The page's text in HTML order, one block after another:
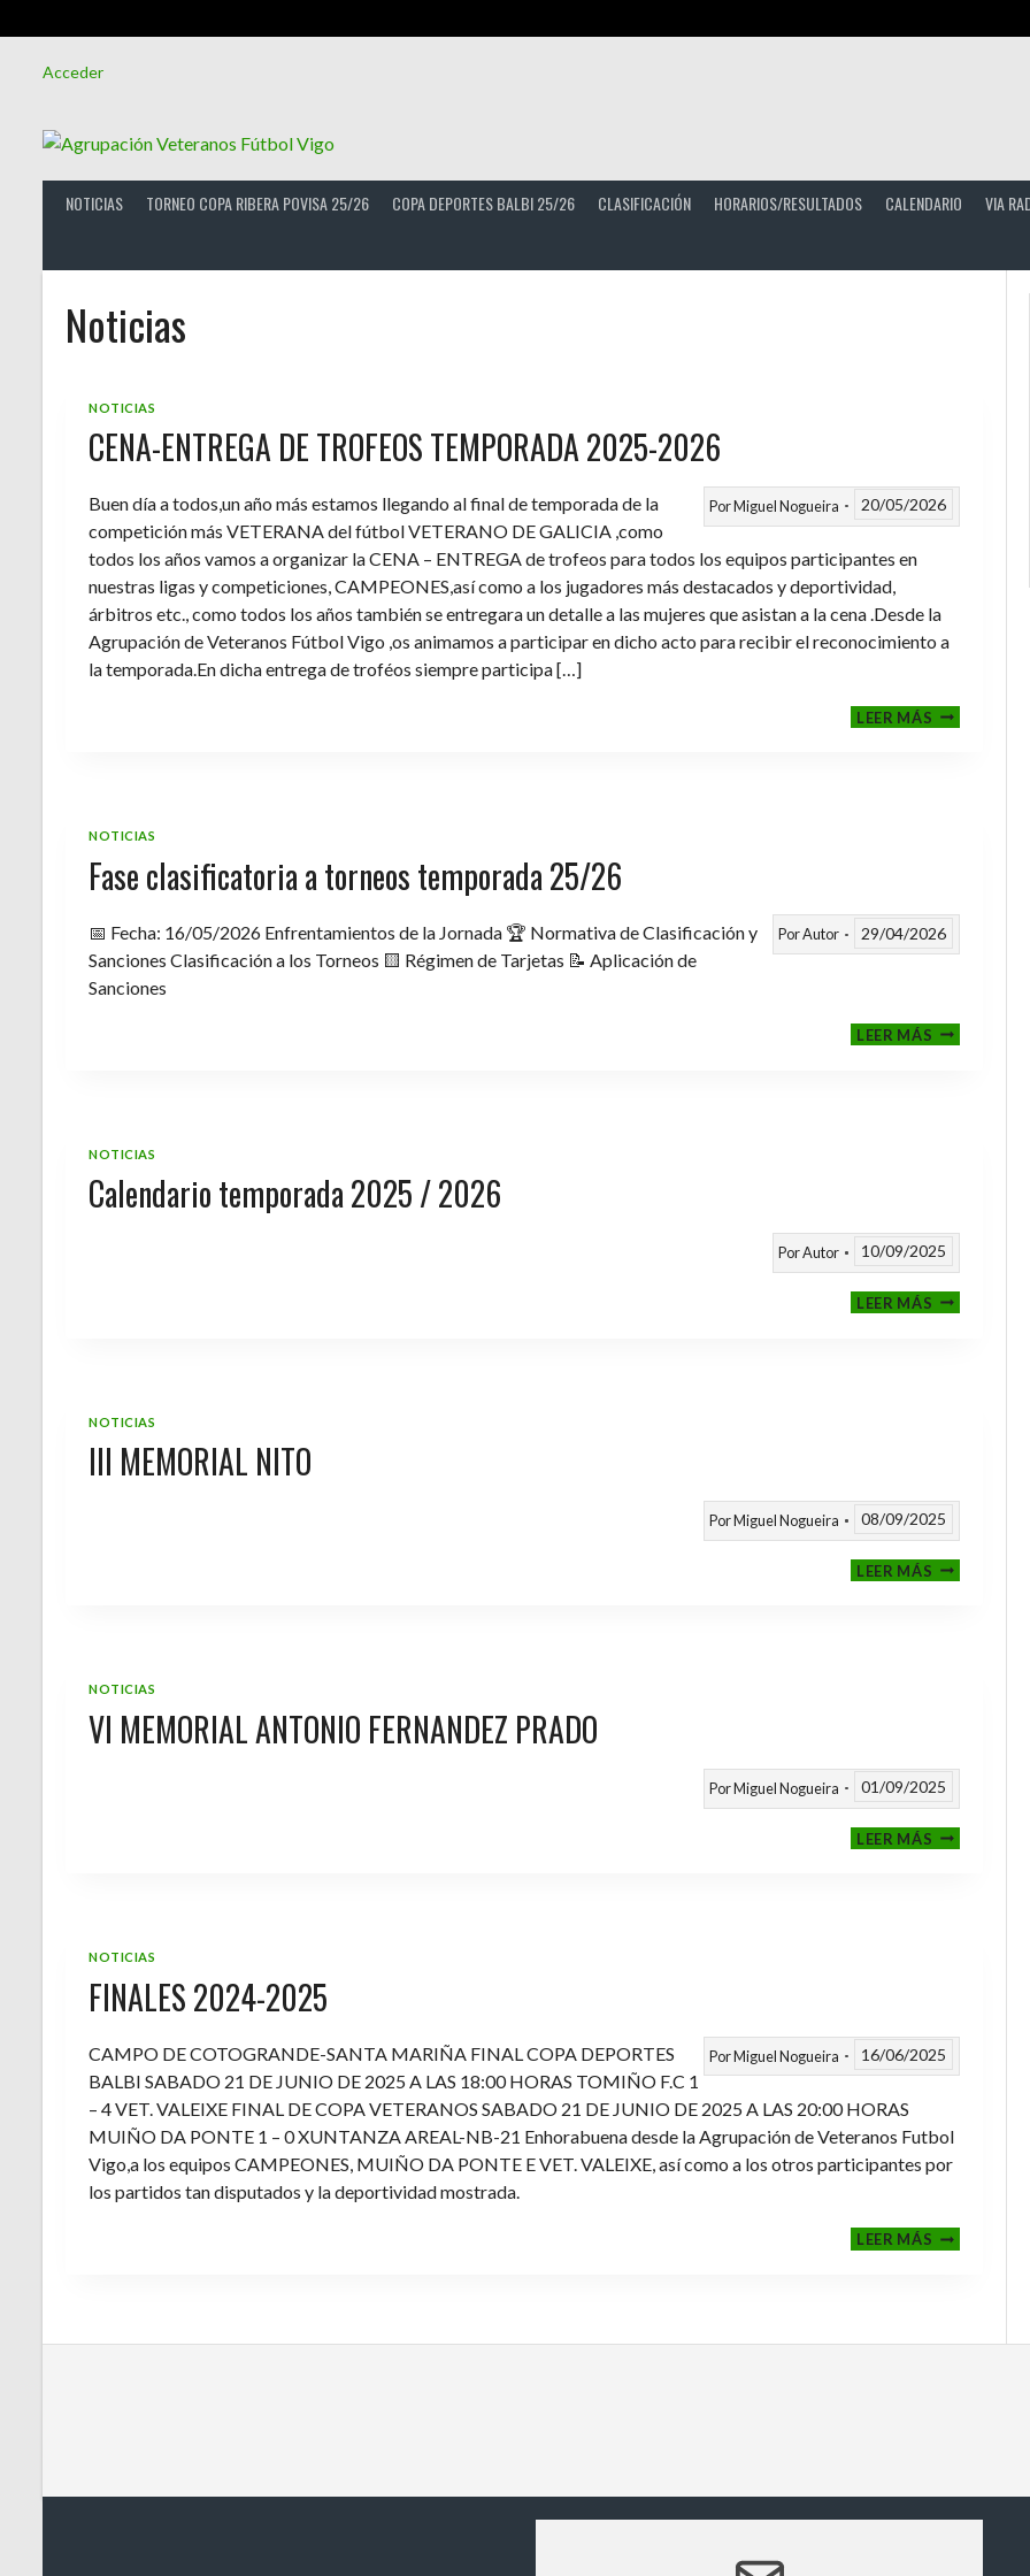
Acceder
NOTICIAS TORNEO COPA RIBERA POVISA 25/26 COPA DEPORTES BALBI 25/26 CLASIFICACIÓN HORARIOS/RESULTADOS CALENDARIO VIA
Noticias
NOTICIAS
CENA-ENTREGA DE TROFEOS TEMPORADA 2025-2026
PorMiguel Nogueira 20/05/2026
Buen día a todos,un año más estamos llegando al final de temporada de la
competición más VETERANA del fútbol VETERANO DE GALICIA ,como
todos los años vamos a organizar la CENA – ENTREGA de trofeos para todos los equipos participantes en
nuestras ligas y competiciones, CAMPEONES,así como a los jugadores más destacados y deportividad,
árbitros etc., como todos los años también se entregara un detalle a las mujeres que asistan a la cena .Desde la
Agrupación de Veteranos Fútbol Vigo ,os animamos a participar en dicho acto para recibir el reconocimiento a
la temporada.En dicha entrega de troféos siempre participa […]
LEER MÁSCENA-
ENTREGA
NOTICIAS
Fase clasificatoria a torneos temporada 25/26
PorAutor 29/04/2026
📅 Fecha: 16/05/2026 Enfrentamientos de la Jornada 🏆 Normativa de Clasificación y
Sanciones Clasificación a los Torneos 🟨 Régimen de Tarjetas 📝 Aplicación de
Sanciones
LEER MÁSFASE
NOTICIAS
Calendario temporada 2025 / 2026
PorAutor 10/09/2025
LEER MÁSCALENDARIO
TEMPORADA
NOTICIAS
III MEMORIAL NITO
PorMiguel Nogueira 08/09/2025
LEER MÁSIII
MEMORIAL
NOTICIAS
VI MEMORIAL ANTONIO FERNANDEZ PRADO
PorMiguel Nogueira 01/09/2025
LEER MÁSVI
MEMORIAL
NOTICIAS
FINALES 2024-2025
PorMiguel Nogueira 16/06/2025
CAMPO DE COTOGRANDE-SANTA MARIÑA FINAL COPA DEPORTES
BALBI SABADO 21 DE JUNIO DE 2025 A LAS 18:00 HORAS TOMIÑO F.C 1
– 4 VET. VALEIXE FINAL DE COPA VETERANOS SABADO 21 DE JUNIO DE 2025 A LAS 20:00 HORAS
MUIÑO DA PONTE 1 – 0 XUNTANZA AREAL-NB-21 Enhorabuena desde la Agrupación de Veteranos Futbol
Vigo,a los equipos CAMPEONES, MUIÑO DA PONTE E VET. VALEIXE, así como a los otros participantes por
los partidos tan disputados y la deportividad mostrada.
LEER MÁSFINALES
2024-